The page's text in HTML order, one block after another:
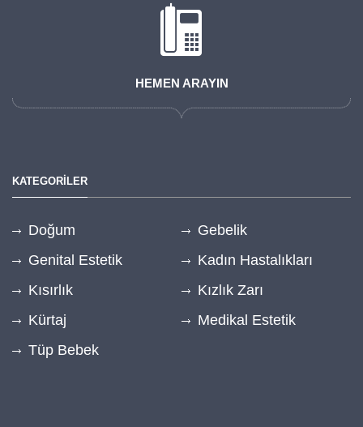
HEMEN ARAYIN
KATEGORİLER
Doğum
Gebelik
Genital Estetik
Kadın Hastalıkları
Kısırlık
Kızlık Zarı
Kürtaj
Medikal Estetik
Tüp Bebek